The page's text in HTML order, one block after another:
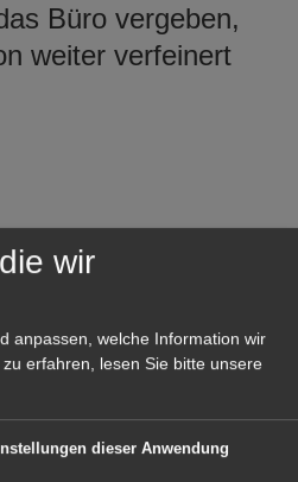
Büro vergeben,
weiter verfeinert
wir
anpassen, welche Information wir
erfahren, lesen Sie bitte unsere
dieser Anwendung